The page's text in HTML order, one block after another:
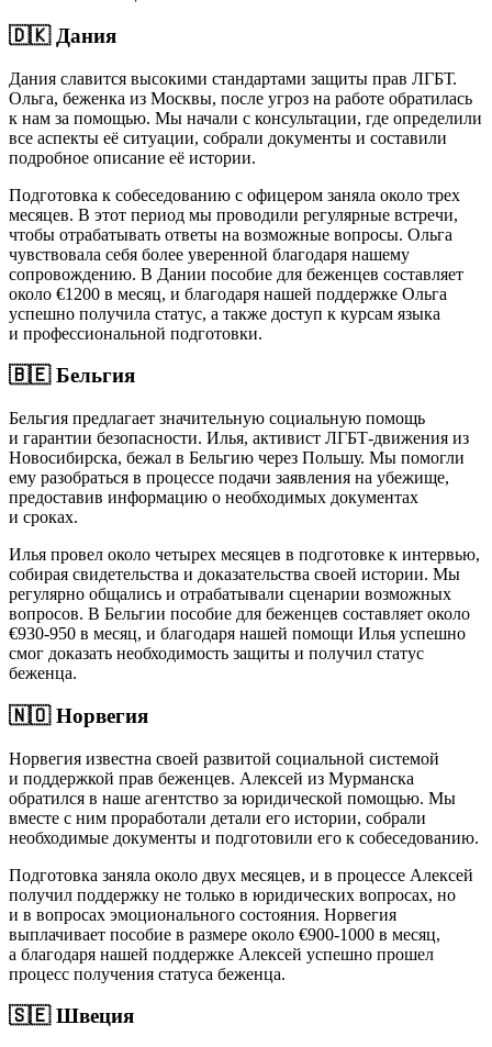
🇩🇰 Дания
Дания славится высокими стандартами защиты прав ЛГБТ.
Ольга, беженка из Москвы, после угроз на работе обратилась
к нам за помощью. Мы начали с консультации, где определили
все аспекты её ситуации, собрали документы и составили
подробное описание её истории.
Подготовка к собеседованию с офицером заняла около трех
месяцев. В этот период мы проводили регулярные встречи,
чтобы отрабатывать ответы на возможные вопросы. Ольга
чувствовала себя более уверенной благодаря нашему
сопровождению. В Дании пособие для беженцев составляет
около €1200 в месяц, и благодаря нашей поддержке Ольга
успешно получила статус, а также доступ к курсам языка
и профессиональной подготовки.
🇧🇪 Бельгия
Бельгия предлагает значительную социальную помощь
и гарантии безопасности. Илья, активист ЛГБТ-движения из
Новосибирска, бежал в Бельгию через Польшу. Мы помогли
ему разобраться в процессе подачи заявления на убежище,
предоставив информацию о необходимых документах
и сроках.
Илья провел около четырех месяцев в подготовке к интервью,
собирая свидетельства и доказательства своей истории. Мы
регулярно общались и отрабатывали сценарии возможных
вопросов. В Бельгии пособие для беженцев составляет около
€930-950 в месяц, и благодаря нашей помощи Илья успешно
смог доказать необходимость защиты и получил статус
беженца.
🇳🇴 Норвегия
Норвегия известна своей развитой социальной системой
и поддержкой прав беженцев. Алексей из Мурманска
обратился в наше агентство за юридической помощью. Мы
вместе с ним проработали детали его истории, собрали
необходимые документы и подготовили его к собеседованию.
Подготовка заняла около двух месяцев, и в процессе Алексей
получил поддержку не только в юридических вопросах, но
и в вопросах эмоционального состояния. Норвегия
выплачивает пособие в размере около €900-1000 в месяц,
а благодаря нашей поддержке Алексей успешно прошел
процесс получения статуса беженца.
🇸🇪 Швеция